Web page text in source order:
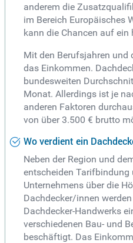
anderem die
im Bereich Europäisches
kann die Chancen auf ein
Mit den Berufsjahren und
das Einkommen.
bundesweiten
Monat. Allerdings ist je
anderen Faktoren
von über 3.500 € brutto
Wo verdient ein
Neben der Region und
entscheiden Tarifbindung
Unternehmens über die
Dachdecker/innen
Dachdecker-Handwerks
verschiedenen Bau- und
beschäftigt. Das